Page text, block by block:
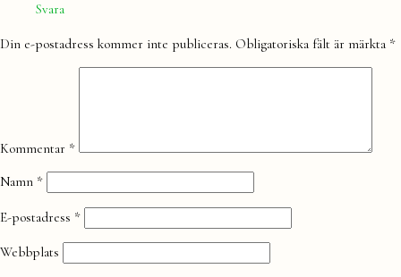
Svara
Lämna
Din e-postadress kommer inte publiceras. Obligatoriska fält är märkta *
Kommentar *
Namn *
E-postadress *
Webbplats